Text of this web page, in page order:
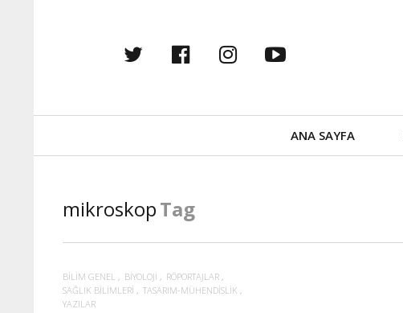
twitter facebookinstagram
Navigation
ANA SAYFA
mikroskopTag
BILIM GENEL BIYOLOJI
RÖPORTAJLAR
SAĞLIK BILIMLERI
TASARIM-MÜHENDISLIK
YAZILAR